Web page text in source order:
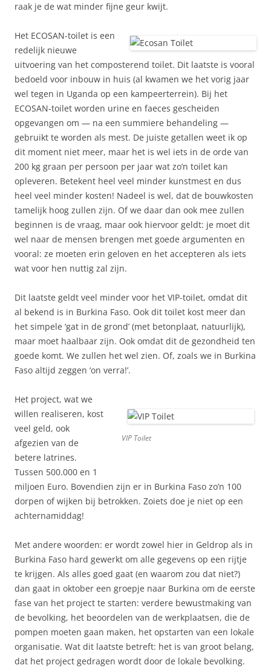
raak je de wat minder fijne geur kwijt.
Het ECOSAN-toilet is een
redelijk nieuwe
uitvoering van het composterend toilet. Dit laatste is vooral
bedoeld voor inbouw in huis (al kwamen we het vorig jaar
wel tegen in Uganda op een kampeerterrein). Bij het
ECOSAN-toilet worden urine en faeces gescheiden
opgevangen om — na een summiere behandeling —
gebruikt te worden als mest. De juiste getallen weet ik op
dit moment niet meer, maar het is wel iets in de orde van
200 kg graan per persoon per jaar wat zo’n toilet kan
opleveren. Betekent heel veel minder kunstmest en dus
heel veel minder kosten! Nadeel is wel, dat de bouwkosten
tamelijk hoog zullen zijn. Of we daar dan ook mee zullen
beginnen is de vraag, maar ook hiervoor geldt: je moet dit
wel naar de mensen brengen met goede argumenten en
vooral: ze moeten erin geloven en het accepteren als iets
wat voor hen nuttig zal zijn.
Dit laatste geldt veel minder voor het VIP-toilet, omdat dit
al bekend is in Burkina Faso. Ook dit toilet kost meer dan
het simpele ‘gat in de grond’ (met betonplaat, natuurlijk),
maar moet haalbaar zijn. Ook omdat dit de gezondheid ten
goede komt. We zullen het wel zien. Of, zoals we in Burkina
Faso altijd zeggen ‘on verra!’.
VIP Toilet
Het project, wat we
willen realiseren, kost
veel geld, ook
afgezien van de
betere latrines.
Tussen 500.000 en 1
miljoen Euro. Bovendien zijn er in Burkina Faso zo’n 100
dorpen of wijken bij betrokken. Zoiets doe je niet op een
achternamiddag!
Met andere woorden: er wordt zowel hier in Geldrop als in
Burkina Faso hard gewerkt om alle gegevens op een rijtje
te krijgen. Als alles goed gaat (en waarom zou dat niet?)
dan gaat in oktober een groepje naar Burkina om de eerste
fase van het project te starten: verdere bewustmaking van
de bevolking, het beoordelen van de werkplaatsen, die de
pompen moeten gaan maken, het opstarten van een lokale
organisatie. Wat dit laatste betreft: het is van groot belang,
dat het project gedragen wordt door de lokale bevolking.